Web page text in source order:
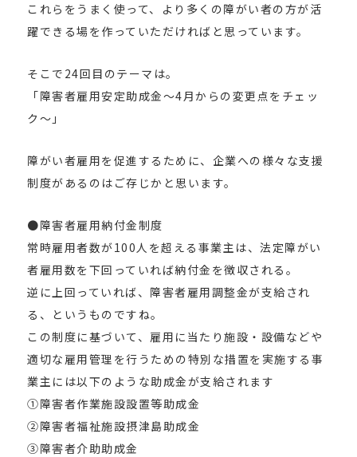
これらをうまく使って、より多くの障がい者の方が活
躍できる場を作っていただければと思っています。
そこで24回目のテーマは。
「障害者雇用安定助成金～4月からの変更点をチェッ
ク～」
障がい者雇用を促進するために、企業への様々な支援
制度があるのはご存じかと思います。
●障害者雇用納付金制度
常時雇用者数が100人を超える事業主は、法定障がい
者雇用数を下回っていれば納付金を徴収される。
逆に上回っていれば、障害者雇用調整金が支給され
る、というものですね。
この制度に基づいて、雇用に当たり施設・設備などや
適切な雇用管理を行うための特別な措置を実施する事
業主には以下のような助成金が支給されます
①障害者作業施設設置等助成金
②障害者福祉施設摂津島助成金
③障害者介助助成金